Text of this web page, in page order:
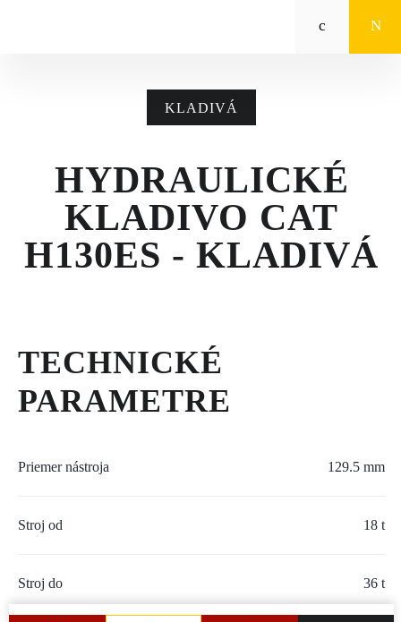
STROJE PRE
MALÁ MECHANIZÁCIA
ENERGETICKÉ SYSTÉMY
POUŽITÉ STROJE
SERVIS A NÁHRADNÉ DIELY
AKCIOVÉ PONUKY
O NÁS
KLADIVÁ
HYDRAULICKÉ
KLADIVO CAT
H130ES - KLADIVÁ
TECHNICKÉ
PARAMETRE
Priemer nástroja 129.5 mm
Stroj od 18 t
Stroj do 36 t